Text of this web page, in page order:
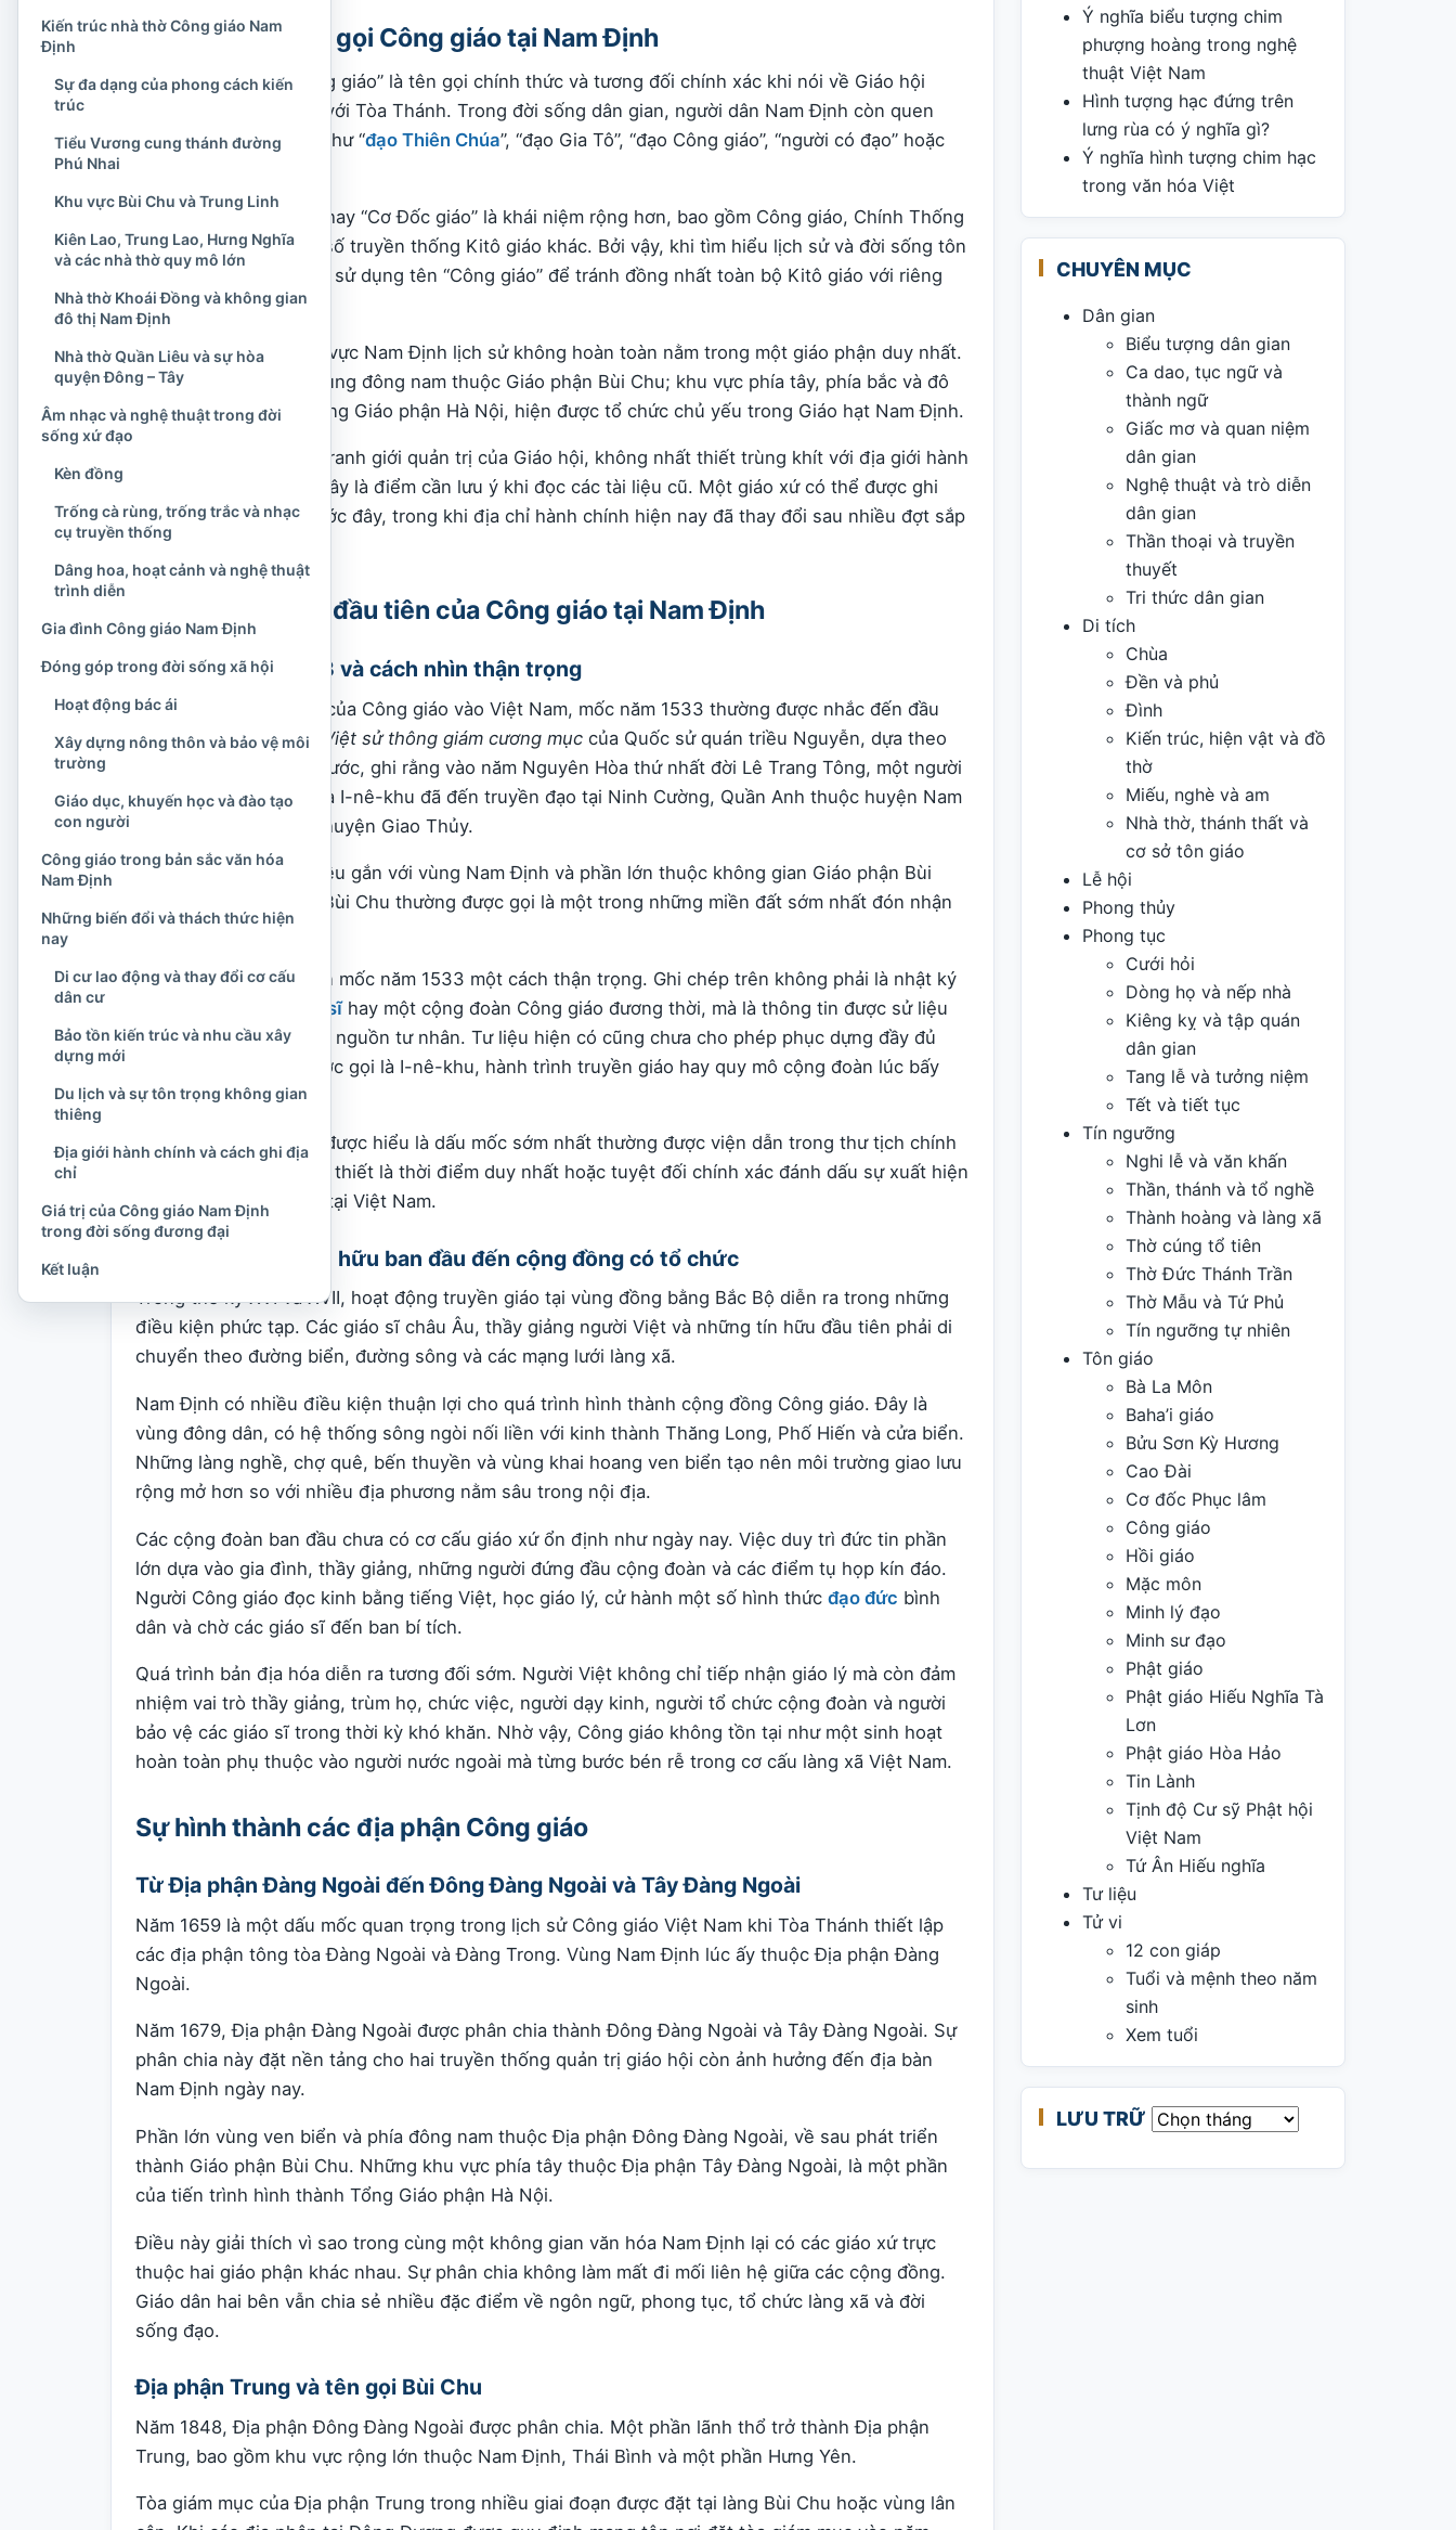
Phạm vi và cách gọi Công giáo tại Nam Định
Trong tiếng Việt, “Công giáo” là tên gọi chính thức và tương đối chính xác khi nói về Giáo hội
Công giáo hiệp thông với Tòa Thánh. Trong đời sống dân gian, người dân Nam Định còn quen
dùng những cách gọi như “đạo Thiên Chúa”, “đạo Gia Tô”, “đạo Công giáo”, “người có đạo” hoặc
Tuy nhiên, “Kitô giáo
” hay “Cơ Đốc giáo” là khái niệm rộng hơn, bao gồm Công giáo, Chính Thống
giáo,Tin Lànhvà một số truyền thống Kitô giáo khác. Bởi vậy, khi tìm hiểu lịch sử và đời sống tôn
giáo tại Nam Định, nên sử dụng tên “Công giáo” để tránh đồng nhất toàn bộ Kitô giáo với riêng
Giáo hội Công giáo.
Về địa lý giáo hội, khu vực Nam Định lịch sử không hoàn toàn nằm trong một giáo phận duy nhất.
Phần đông tín hữu ở vùng đông nam thuộc Giáo phận Bùi Chu; khu vực phía tây, phía bắc và đô
thị Nam Định thuộc Tổng Giáo phận Hà Nội, hiện được tổ chức chủ yếu trong Giáo hạt Nam Định.
Ranh giới giáo phận là ranh giới quản trị của Giáo hội, không nhất thiết trùng khít với địa giới hành
chính của Nhà nước. Đây là điểm cần lưu ý khi đọc các tài liệu cũ. Một giáo xứ có thể được ghi
theo tên huyện, xã trước đây, trong khi địa chỉ hành chính hiện nay đã thay đổi sau nhiều đợt sắp
xếp.
Những dấu mốc đầu tiên của Công giáo tại Nam Định
Ghi chép năm 1533 và cách nhìn thận trọng
Khi nói về sự du nhập của Công giáo vào Việt Nam, mốc năm 1533 thường được nhắc đến đầu
tiên. Sách Khâm định Việt sử thông giám cương mục của Quốc sử quán triều Nguyễn, dựa theo
một nguồn dã lục có trước, ghi rằng vào năm Nguyên Hòa thứ nhất đời Lê Trang Tông, một người
phương Tây được gọi là I-nê-khu đã đến truyền đạo tại Ninh Cường, Quần Anh thuộc huyện Nam
Chân và Trà Lũ thuộc huyện Giao Thủy.
Những địa danh này đều gắn với vùng Nam Định và phần lớn thuộc không gian Giáo phận Bùi
Chu ngày nay. Vì vậy, Bùi Chu thường được gọi là một trong những miền đất sớm nhất đón nhận
Tin Mừng tại Việt Nam.
Dẫu vậy, cần nhìn nhận mốc năm 1533 một cách thận trọng. Ghi chép trên không phải là nhật ký
giáo sĩhay một cộng đoàn Công giáo đương thời, mà là thông tin được sử liệu
triều Nguyễn dẫn lại từ nguồn tư nhân. Tư liệu hiện có cũng chưa cho phép phục dựng đầy đủ
thân thế của người được gọi là I-nê-khu, hành trình truyền giáo hay quy mô cộng đoàn lúc bấy
giờ.
Do đó, năm 1533 nên được hiểu là dấu mốc sớm nhất thường được viện dẫn trong thư tịch chính
thống, chứ không nhất thiết là thời điểm duy nhất hoặc tuyệt đối chính xác đánh dấu sự xuất hiện
đầu tiên của Kitô giáo tại Việt Nam.
Từ những nhóm tín hữu ban đầu đến cộng đồng có tổ chức
Trong thế kỷ XVI và XVII, hoạt động truyền giáo tại vùng đồng bằng Bắc Bộ diễn ra trong những
điều kiện phức tạp. Các giáo sĩ châu Âu, thầy giảng người Việt và những tín hữu đầu tiên phải di
chuyển theo đường biển, đường sông và các mạng lưới làng xã.
Nam Định có nhiều điều kiện thuận lợi cho quá trình hình thành cộng đồng Công giáo. Đây là
vùng đông dân, có hệ thống sông ngòi nối liền với kinh thành Thăng Long, Phố Hiến và cửa biển.
Những làng nghề, chợ quê, bến thuyền và vùng khai hoang ven biển tạo nên môi trường giao lưu
rộng mở hơn so với nhiều địa phương nằm sâu trong nội địa.
Các cộng đoàn ban đầu chưa có cơ cấu giáo xứ ổn định như ngày nay. Việc duy trì đức tin phần
lớn dựa vào gia đình, thầy giảng, những người đứng đầu cộng đoàn và các điểm tụ họp kín đáo.
Người Công giáo đọc kinh bằng tiếng Việt, học giáo lý, cử hành một số hình thức đạo đức bình
dân và chờ các giáo sĩ đến ban bí tích.
Quá trình bản địa hóa diễn ra tương đối sớm. Người Việt không chỉ tiếp nhận giáo lý mà còn đảm
nhiệm vai trò thầy giảng, trùm họ, chức việc, người dạy kinh, người tổ chức cộng đoàn và người
bảo vệ các giáo sĩ trong thời kỳ khó khăn. Nhờ vậy, Công giáo không tồn tại như một sinh hoạt
hoàn toàn phụ thuộc vào người nước ngoài mà từng bước bén rễ trong cơ cấu làng xã Việt Nam.
Sự hình thành các địa phận Công giáo
Từ Địa phận Đàng Ngoài đến Đông Đàng Ngoài và Tây Đàng Ngoài
Năm 1659 là một dấu mốc quan trọng trong lịch sử Công giáo Việt Nam khi Tòa Thánh thiết lập
các địa phận tông tòa Đàng Ngoài và Đàng Trong. Vùng Nam Định lúc ấy thuộc Địa phận Đàng
Ngoài.
Năm 1679, Địa phận Đàng Ngoài được phân chia thành Đông Đàng Ngoài và Tây Đàng Ngoài. Sự
phân chia này đặt nền tảng cho hai truyền thống quản trị giáo hội còn ảnh hưởng đến địa bàn
Nam Định ngày nay.
Phần lớn vùng ven biển và phía đông nam thuộc Địa phận Đông Đàng Ngoài, về sau phát triển
thành Giáo phận Bùi Chu. Những khu vực phía tây thuộc Địa phận Tây Đàng Ngoài, là một phần
của tiến trình hình thành Tổng Giáo phận Hà Nội.
Điều này giải thích vì sao trong cùng một không gian văn hóa Nam Định lại có các giáo xứ trực
thuộc hai giáo phận khác nhau. Sự phân chia không làm mất đi mối liên hệ giữa các cộng đồng.
Giáo dân hai bên vẫn chia sẻ nhiều đặc điểm về ngôn ngữ, phong tục, tổ chức làng xã và đời
sống đạo.
Địa phận Trung và tên gọi Bùi Chu
Năm 1848, Địa phận Đông Đàng Ngoài được phân chia. Một phần lãnh thổ trở thành Địa phận
Trung, bao gồm khu vực rộng lớn thuộc Nam Định, Thái Bình và một phần Hưng Yên.
Tòa giám mục của Địa phận Trung trong nhiều giai đoạn được đặt tại làng Bùi Chu hoặc vùng lân
Ý nghĩa biểu tượng chim
phượng hoàng trong nghệ
thuật Việt Nam
Hình tượng hạc đứng trên
lưng rùa có ý nghĩa gì?
Ý nghĩa hình tượng chim hạc
trong văn hóa Việt
CHUYÊN MỤC
Dân gian
Biểu tượng dân gian
Ca dao, tục ngữ và
thành ngữ
Giấc mơ và quan niệm
dân gian
Nghệ thuật và trò diễn
dân gian
Thần thoại và truyền
thuyết
Tri thức dân gian
Di tích
Chùa
Đền và phủ
Đình
Kiến trúc, hiện vật và đồ
thờ
Miếu, nghè và am
Nhà thờ, thánh thất và
cơ sở tôn giáo
Lễ hội
Phong thủy
Phong tục
Cưới hỏi
Dòng họ và nếp nhà
Kiêng kỵ và tập quán
dân gian
Tang lễ và tưởng niệm
Tết và tiết tục
Tín ngưỡng
Nghi lễ và văn khấn
Thần, thánh và tổ nghề
Thành hoàng và làng xã
Thờ cúng tổ tiên
Thờ Đức Thánh Trần
Thờ Mẫu và Tứ Phủ
Tín ngưỡng tự nhiên
Tôn giáo
Bà La Môn
Baha’i giáo
Bửu Sơn Kỳ Hương
Cao Đài
Cơ đốc Phục lâm
Công giáo
Hồi giáo
Mặc môn
Minh lý đạo
Minh sư đạo
Phật giáo
Phật giáo Hiếu Nghĩa Tà
Lơn
Phật giáo Hòa Hảo
Tin Lành
Tịnh độ Cư sỹ Phật hội
Việt Nam
Tứ Ân Hiếu nghĩa
Tư liệu
Tử vi
12 con giáp
Tuổi và mệnh theo năm
sinh
Xem tuổi
LƯU TRỮ Lưu trữ
Kiến trúc nhà thờ Công giáo Nam
Định
Sự đa dạng của phong cách kiến
trúc
Tiểu Vương cung thánh đường
Phú Nhai
Khu vực Bùi Chu và Trung Linh
Kiên Lao, Trung Lao, Hưng Nghĩa
và các nhà thờ quy mô lớn
Nhà thờ Khoái Đồng và không gian
đô thị Nam Định
Nhà thờ Quần Liêu và sự hòa
quyện Đông – Tây
Âm nhạc và nghệ thuật trong đời
sống xứ đạo
Kèn đồng
Trống cà rùng, trống trắc và nhạc
cụ truyền thống
Dâng hoa, hoạt cảnh và nghệ thuật
trình diễn
Gia đình Công giáo Nam Định
Đóng góp trong đời sống xã hội
Hoạt động bác ái
Xây dựng nông thôn và bảo vệ môi
trường
Giáo dục, khuyến học và đào tạo
con người
Công giáo trong bản sắc văn hóa
Nam Định
Những biến đổi và thách thức hiện
nay
Di cư lao động và thay đổi cơ cấu
dân cư
Bảo tồn kiến trúc và nhu cầu xây
dựng mới
Du lịch và sự tôn trọng không gian
thiêng
Địa giới hành chính và cách ghi địa
chỉ
Giá trị của Công giáo Nam Định
trong đời sống đương đại
Kết luận